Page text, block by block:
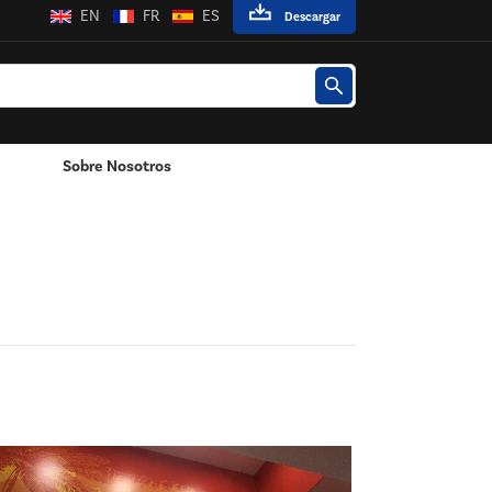
Descargar
EN FR ES
Sobre Nosotros